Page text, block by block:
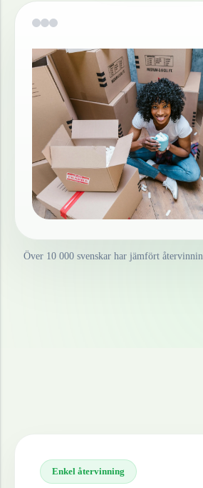
Över 10 000 svenskar har jämfört
Enkel återvinning